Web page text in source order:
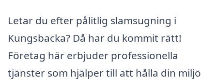
Letar du efter pålitlig slamsugning i
Kungsbacka? Då har du kommit rätt!
Företag här erbjuder professionella
tjänster som hjälper till att hålla din miljö